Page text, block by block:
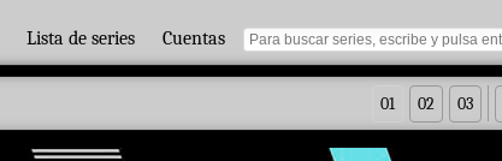
Lista de series Cuentas
03
02
01